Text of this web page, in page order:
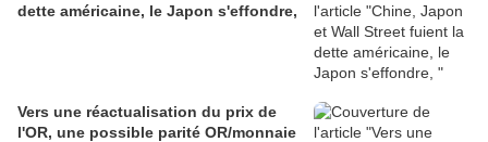
dette américaine, le Japon s'effondre,
Vers une réactualisation du prix de
l'OR, une possible parité OR/monnaie